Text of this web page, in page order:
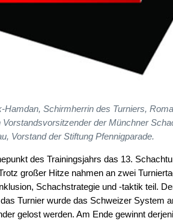
Hamdan, Schirmherrin des Turniers,
der Münchner
Vorstand der Stiftung Pfennigparade.
des Trainingsjahrs das 13.
großer Hitze nahmen an zwei
Schachstrategie und -taktik teil.
Turnier wurde das Schweizer System
gelost werden. Am Ende gewinnt